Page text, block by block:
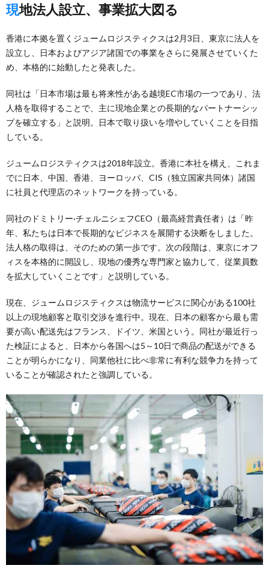
現地法人設立、事業拡大図る
香港に本拠を置くジュームロジスティクスは2月3日、東京に法人を
設立し、日本およびアジア諸国での事業をさらに発展させていくた
め、本格的に始動したと発表した。
同社は「日本市場は最も将来性がある越境EC市場の一つであり、法
人格を取得することで、主に現地企業との長期的なパートナーシッ
プを確立する」と説明。日本で取り扱いを増やしていくことを目指
している。
ジュームロジスティクスは2018年設立。香港に本社を構え、これま
でに日本、中国、香港、ヨーロッパ、CIS（独立国家共同体）諸国
に社員と代理店のネットワークを持っている。
同社のドミトリー·チェルニシェフCEO（最高経営責任者）は「昨
年、私たちは日本で長期的なビジネスを展開する決断をしました。
法人格の取得は、そのための第一歩です。次の段階は、東京にオフ
ィスを本格的に開設し、現地の優秀な専門家と協力して、従業員数
を拡大していくことです」と説明している。
現在、ジュームロジスティクスは物流サービスに関心がある100社
以上の現地顧客と取引交渉を進行中。現在、日本の顧客から最も需
要が高い配送先はフランス、ドイツ、米国という。同社が最近行っ
た検証によると、日本から各国へは5～10日で商品の配送ができる
ことが明らかになり、同業他社に比べ非常に有利な競争力を持って
いることが確認されたと強調している。